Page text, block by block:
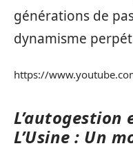
générations de
dynamisme
https://
L’autogestion
L’Usine : Un